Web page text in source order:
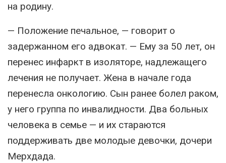
на родину.
— Положение печальное, — говорит о
задержанном его адвокат. — Ему за 50 лет, он
перенес инфаркт в изоляторе, надлежащего
лечения не получает. Жена в начале года
перенесла онкологию. Сын ранее болел раком,
у него группа по инвалидности. Два больных
человека в семье — и их стараются
поддерживать две молодые девочки, дочери
Мерхдада.